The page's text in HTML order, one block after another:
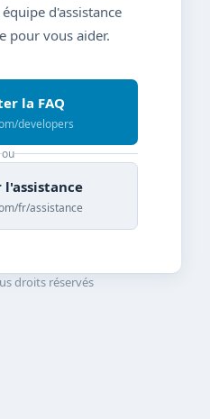
d'assistance
pour vous aider.
la FAQ
developers
ou
l'assistance
fr/assistance
droits réservés